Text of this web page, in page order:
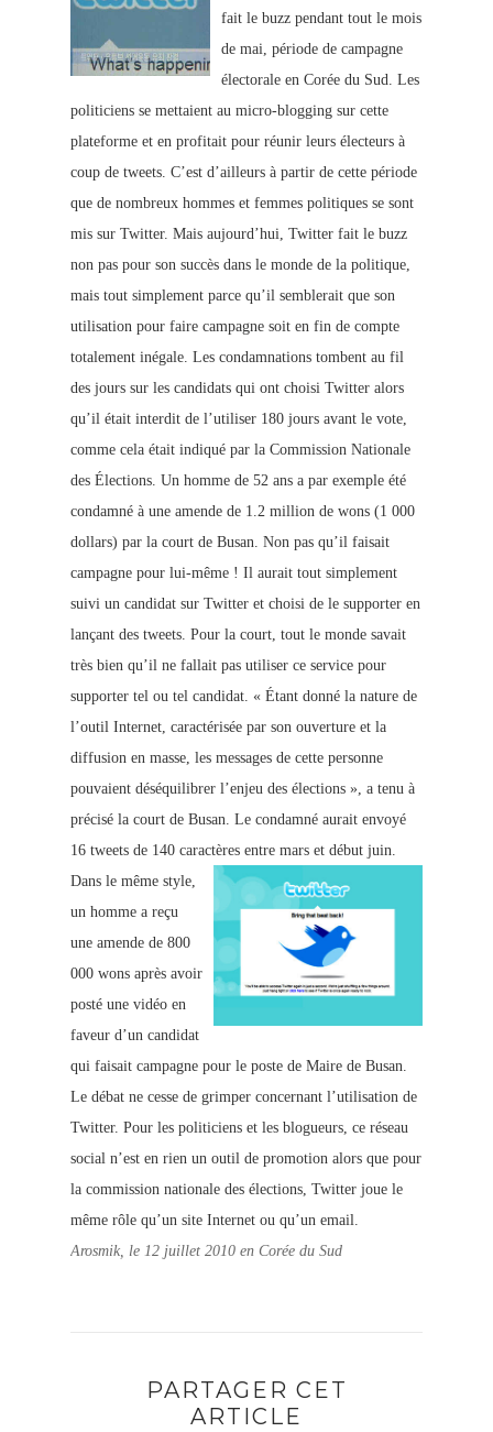
fait le buzz pendant tout le mois
de mai, période de campagne
électorale en Corée du Sud. Les
politiciens se mettaient au micro-blogging sur cette
plateforme et en profitait pour réunir leurs électeurs à
coup de tweets. C’est d’ailleurs à partir de cette période
que de nombreux hommes et femmes politiques se sont
mis sur Twitter. Mais aujourd’hui, Twitter fait le buzz
non pas pour son succès dans le monde de la politique,
mais tout simplement parce qu’il semblerait que son
utilisation pour faire campagne soit en fin de compte
totalement inégale. Les condamnations tombent au fil
des jours sur les candidats qui ont choisi Twitter alors
qu’il était interdit de l’utiliser 180 jours avant le vote,
comme cela était indiqué par la Commission Nationale
des Élections. Un homme de 52 ans a par exemple été
condamné à une amende de 1.2 million de wons (1 000
dollars) par la court de Busan. Non pas qu’il faisait
campagne pour lui-même ! Il aurait tout simplement
suivi un candidat sur Twitter et choisi de le supporter en
lançant des tweets. Pour la court, tout le monde savait
très bien qu’il ne fallait pas utiliser ce service pour
supporter tel ou tel candidat. « Étant donné la nature de
l’outil Internet, caractérisée par son ouverture et la
diffusion en masse, les messages de cette personne
pouvaient déséquilibrer l’enjeu des élections », a tenu à
précisé la court de Busan. Le condamné aurait envoyé
16 tweets de 140 caractères entre mars et début juin.
Dans le même style,
un homme a reçu
une amende de 800
000 wons après avoir
posté une vidéo en
faveur d’un candidat
qui faisait campagne pour le poste de Maire de Busan.
Le débat ne cesse de grimper concernant l’utilisation de
Twitter. Pour les politiciens et les blogueurs, ce réseau
social n’est en rien un outil de promotion alors que pour
la commission nationale des élections, Twitter joue le
même rôle qu’un site Internet ou qu’un email.
Arosmik, le 12 juillet 2010 en Corée du Sud
PARTAGER CET
ARTICLE